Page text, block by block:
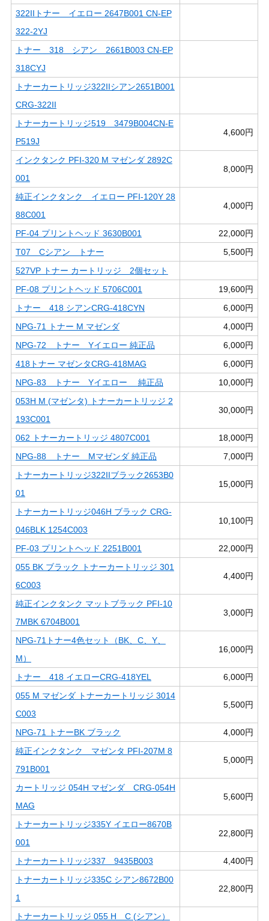
322IIトナー イエロー 2647B001 CN-EP
322-2YJ
トナー 318 シアン 2661B003 CN-EP
318CYJ
トナーカートリッジ322IIシアン2651B001
CRG-322II
トナーカートリッジ519 3479B004CN-E
P519J
4,600円
インクタンク PFI-320 M マゼンダ 2892C
001
8,000円
純正インクタンク イエロー PFI-120Y 28
88C001
4,000円
PF-04 プリントヘッド 3630B001
22,000円
T07 Cシアン トナー
5,500円
527VP トナー カートリッジ 2個セット
PF-08 プリントヘッド 5706C001
19,600円
トナー 418 シアンCRG-418CYN
6,000円
NPG-71 トナー M マゼンダ
4,000円
NPG-72 トナー Yイエロー 純正品
6,000円
418トナー マゼンタCRG-418MAG
6,000円
NPG-83 トナー Yイエロー 純正品
10,000円
053H M (マゼンタ) トナーカートリッジ 2
193C001
30,000円
062 トナーカートリッジ 4807C001
18,000円
NPG-88 トナー Mマゼンダ 純正品
7,000円
トナーカートリッジ322IIブラック2653B0
01
15,000円
トナーカートリッジ046H ブラック CRG-
046BLK 1254C003
10,100円
PF-03 プリントヘッド 2251B001
22,000円
055 BK ブラック トナーカートリッジ 301
6C003
4,400円
純正インクタンク マットブラック PFI-10
7MBK 6704B001
3,000円
NPG-71トナー4色セット（BK、C、Y、
M）
16,000円
トナー 418 イエローCRG-418YEL
6,000円
055 M マゼンダ トナーカートリッジ 3014
C003
5,500円
NPG-71 トナーBK ブラック
4,000円
純正インクタンク マゼンタ PFI-207M 8
791B001
5,000円
カートリッジ 054H マゼンダ CRG-054H
MAG
5,600円
トナーカートリッジ335Y イエロー8670B
001
22,800円
トナーカートリッジ337 9435B003
4,400円
トナーカートリッジ335C シアン8672B00
1
22,800円
トナーカートリッジ 055 H C (シアン）